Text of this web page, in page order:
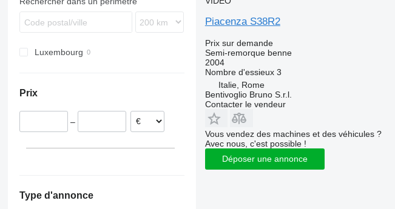
Luxembourg
Prix
–
Type d'annonce
Piacenza S38R2
Prix sur demande
Semi-remorque benne
2004
Nombre d'essieux 3
Italie, Rome
Bentivoglio Bruno S.r.l.
Contacter le vendeur
Vous vendez des machines et des véhicules ?
Avec nous, c'est possible !
Déposer une annonce